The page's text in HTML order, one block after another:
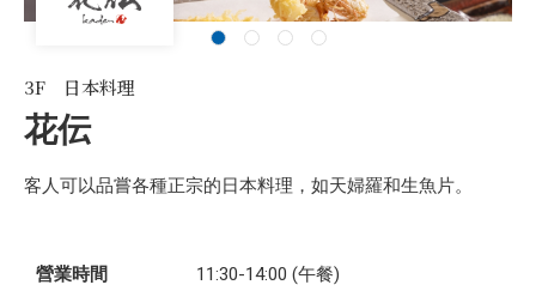
3F 日本料理
花伝
客人可以品嘗各種正宗的日本料理，如天婦羅和生魚片。
營業時間
11:30-14:00 (午餐)